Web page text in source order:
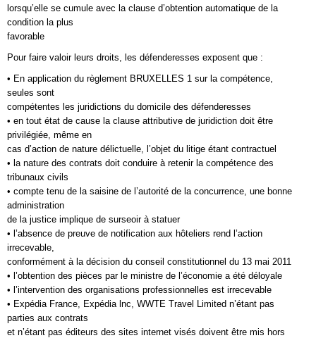
lorsqu’elle se cumule avec la clause d’obtention automatique de la
condition la plus
favorable
Pour faire valoir leurs droits, les défenderesses exposent que :
• En application du règlement BRUXELLES 1 sur la compétence,
seules sont
compétentes les juridictions du domicile des défenderesses
• en tout état de cause la clause attributive de juridiction doit être
privilégiée, même en
cas d’action de nature délictuelle, l’objet du litige étant contractuel
• la nature des contrats doit conduire à retenir la compétence des
tribunaux civils
• compte tenu de la saisine de l’autorité de la concurrence, une bonne
administration
de la justice implique de surseoir à statuer
• l’absence de preuve de notification aux hôteliers rend l’action
irrecevable,
conformément à la décision du conseil constitutionnel du 13 mai 2011
• l’obtention des pièces par le ministre de l’économie a été déloyale
• l’intervention des organisations professionnelles est irrecevable
• Expédia France, Expédia lnc, WWTE Travel Limited n’étant pas
parties aux contrats
et n’étant pas éditeurs des sites internet visés doivent être mis hors